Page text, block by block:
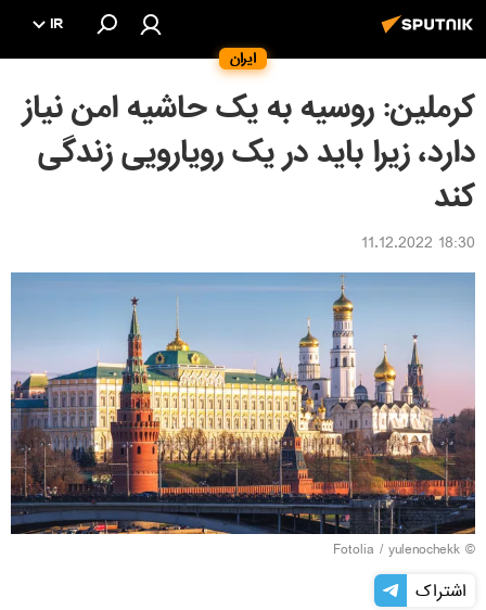
ایران
IR
کرملین: روسیه به یک حاشیه امن نیاز
دارد، زیرا باید در یک رویارویی زندگی
کند
18:30 11.12.2022
©
Fotolia / yulenochekk
اشتراک